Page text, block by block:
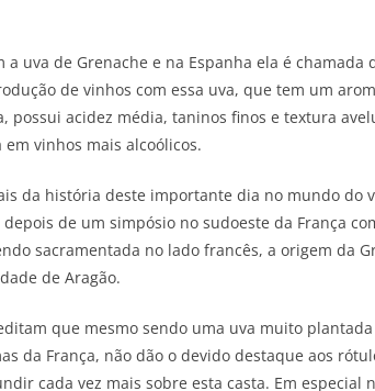
a uva de Grenache e na Espanha ela é chamada
de vinhos com essa uva, que tem um
possui acidez média, taninos finos e textura
vinhos mais alcoólicos.
da história deste importante dia no mundo do
de um simpósio no sudoeste da França
sacramentada no lado francês, a origem da
de Aragão.
que mesmo sendo uma uva muito
da França, não dão o devido destaque aos
cada vez mais sobre esta casta. Em especial